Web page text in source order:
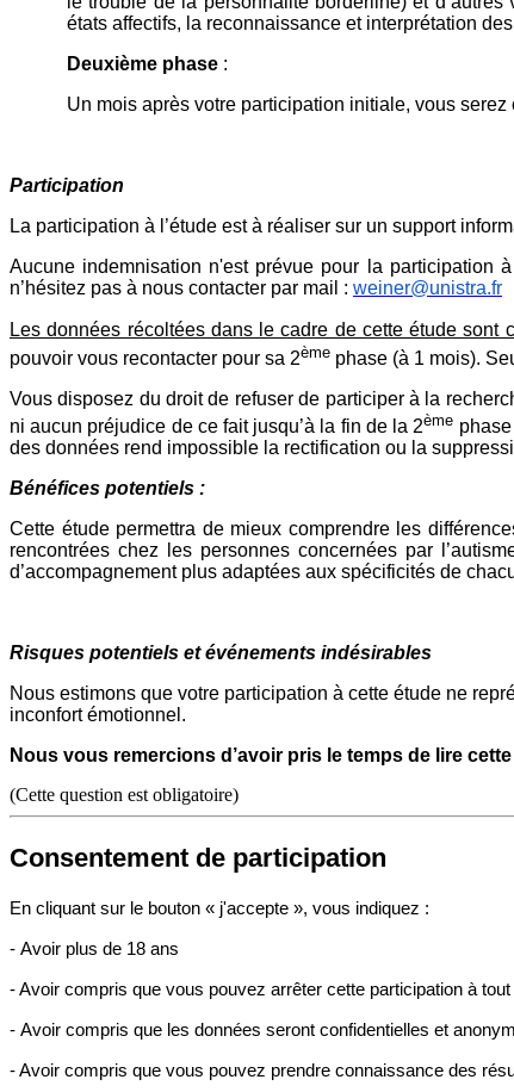
états affectifs, la reconnaissance et interprétation
Deuxième phase :
Un mois après votre participation initiale, vous
Participation
La participation à l’étude est à réaliser sur un support
Aucune indemnisation n'est prévue pour la participation
n’hésitez pas à nous contacter par mail : weiner@unistra.fr
Les données récoltées dans le cadre de cette étude sont
pouvoir vous recontacter pour sa 2ème phase (à 1 mois).
Vous disposez du droit de refuser de participer à la
ni aucun préjudice de ce fait jusqu’à la fin de la 2ème
des données rend impossible la rectification ou la
Bénéfices potentiels :
Cette étude permettra de mieux comprendre les
rencontrées chez les personnes concernées par
d’accompagnement plus adaptées aux spécificités de
Risques potentiels et événements indésirables
Nous estimons que votre participation à cette étude ne
inconfort émotionnel.
Nous vous remercions d’avoir pris le temps de lire
(Cette question est obligatoire)
Consentement de participation
En cliquant sur le bouton « j'accepte », vous indiquez :
- Avoir plus de 18 ans
- Avoir compris que vous pouvez arrêter cette participation à
- Avoir compris que les données seront confidentielles et
- Avoir compris que vous pouvez prendre connaissance des